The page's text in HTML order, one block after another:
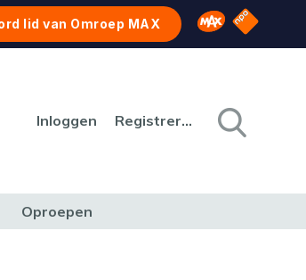
lid van Omroep MAX Omroep MAX
NPO
Inloggen Registreren
Oproepen